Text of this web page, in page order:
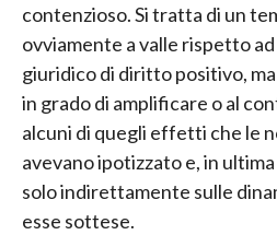
contenzioso. Si tratta di un
ovviamente a valle rispetto
giuridico di diritto positivo,
in grado di amplificare o al
alcuni di quegli effetti che le
avevano ipotizzato e, in
solo indirettamente sulle
esse sottese.